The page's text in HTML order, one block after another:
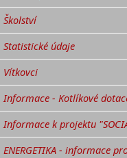
Školství
Statistické údaje
Vítkovci
Informace - Kotlíkové
Informace k projektu
ENERGETIKA - informace